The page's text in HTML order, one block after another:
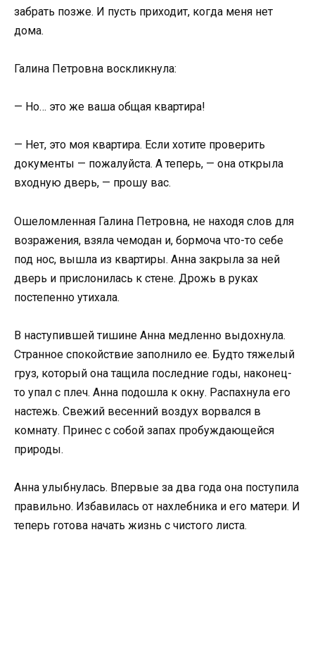
забрать позже. И пусть приходит, когда меня нет
дома.
Галина Петровна воскликнула:
— Но… это же ваша общая квартира!
— Нет, это моя квартира. Если хотите проверить
документы — пожалуйста. А теперь, — она открыла
входную дверь, — прошу вас.
Ошеломленная Галина Петровна, не находя слов для
возражения, взяла чемодан и, бормоча что-то себе
под нос, вышла из квартиры. Анна закрыла за ней
дверь и прислонилась к стене. Дрожь в руках
постепенно утихала.
В наступившей тишине Анна медленно выдохнула.
Странное спокойствие заполнило ее. Будто тяжелый
груз, который она тащила последние годы, наконец-
то упал с плеч. Анна подошла к окну. Распахнула его
настежь. Свежий весенний воздух ворвался в
комнату. Принес с собой запах пробуждающейся
природы.
Анна улыбнулась. Впервые за два года она поступила
правильно. Избавилась от нахлебника и его матери. И
теперь готова начать жизнь с чистого листа.